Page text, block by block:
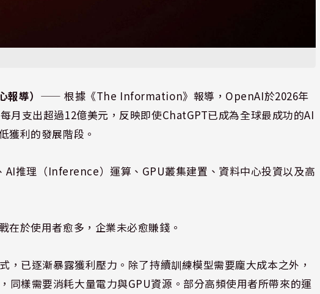
導） ⸺ 根據《The Information》報導，OpenAI於2026年
月支出超過12億美元，反映即使ChatGPT已成為全球最成功的AI
獲利的發展階段。
推理（Inference）運算、GPU叢集建置、資料中心投資以及高
在於使用者愈多，企業未必愈賺錢。
，已逐漸暴露獲利壓力。除了持續訓練模型需要龐大成本之外，
同樣需要消耗大量電力與GPU資源。部分高頻使用者所帶來的運